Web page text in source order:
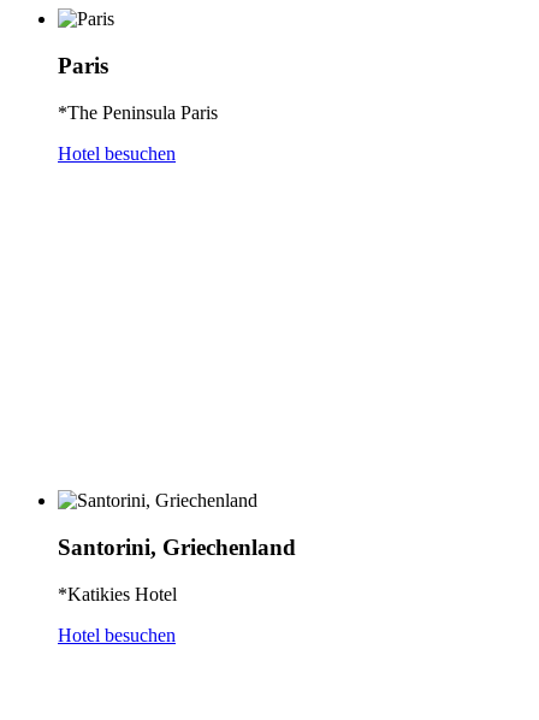
Paris
*The Peninsula Paris
Hotel besuchen
Santorini, Griechenland
*Katikies Hotel
Hotel besuchen